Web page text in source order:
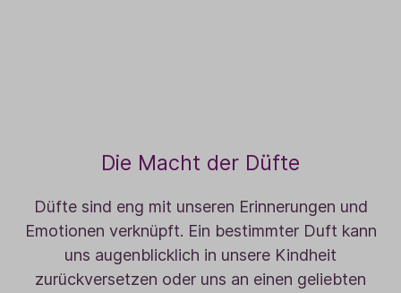
Die Macht der Düfte
Düfte sind eng mit unseren Erinnerungen und
Emotionen verknüpft. Ein bestimmter Duft kann
uns augenblicklich in unsere Kindheit
zurückversetzen oder uns an einen geliebten